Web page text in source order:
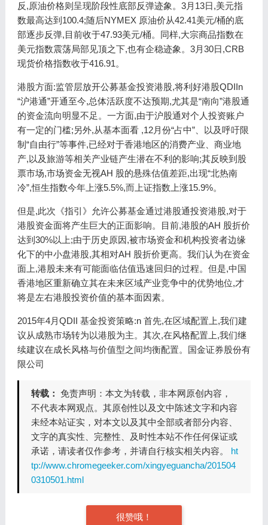
反,原油价格则呈现阶段性底部反弹迹象。3月13日,美元指
数最高达到100.4;随后NYMEX 原油价从42.41美元/桶的底
部逐步反弹,目前收于47.93美元/桶。同样,大宗商品指数在
美元指数震荡局部见顶之下,也有企稳迹象。3月30日,CRB
现货价格指数收于416.91。
港股方面:监管层放开公募基金投资港股,将利好港股QDIIn
“沪港通”开通至今,总体活跃度不达预期,尤其是“南向”港股通
的资金流向明显不足。一方面,由于沪股通对个人投资账户
有一定的门槛;另外,从基本面看 ,12月份“占中”、以及呼吁限
制“自由行”等事件,已经对于香港地区的消费产业、商业地
产,以及旅游等相关产业链产生潜在不利的影响;其反映到股
票市场,市场资金无视AH 股的悬殊估值差距,出现“北热南
冷”,恒生指数今年上涨5.5%,而上证指数上涨15.9%。
但是,此次《指引》允许公募基金通过港股通投资港股,对于
港股资金面将产生巨大的正面影响。目前,港股的AH 股折价
达到30%以上;由于历史原因,被市场资金和机构投资者边缘
化下的中小盘港股,其相对AH 股折价更高。我们认为在资金
面上,港股未来有可能面临估值迅速回归的过程。但是,中国
香港地区重新确立其在未来区域产业竞争中的优势地位,才
将是左右港股投资价值的基本面因素。
2015年4月QDII 基金投资策略:n 首先,在区域配置上,我们建
议从成熟市场转为以港股为主。其次,在风格配置上,我们继
续建议在成长风格与价值型之间均衡配置。国金证券股份有
限公司
转载： 免责声明：本文为转载，非本网原创内容，
不代表本网观点。其原创性以及文中陈述文字和内容
未经本站证实，对本文以及其中全部或者部分内容、
文字的真实性、完整性、及时性本站不作任何保证或
承诺，请读者仅作参考，并请自行核实相关内容。 ht
tp://www.chromegeeker.com/xingyeguancha/201504
0310501.html
很赞哦！